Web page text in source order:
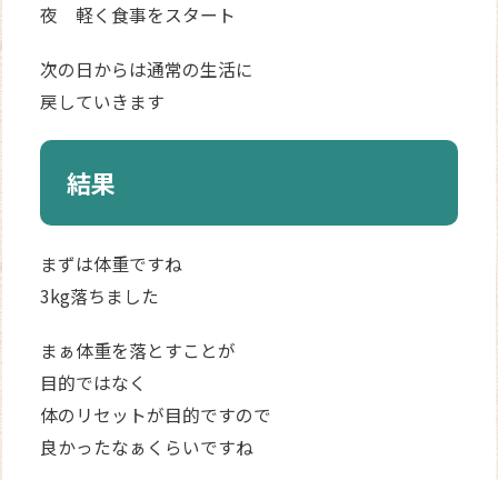
夜 軽く食事をスタート
次の日からは通常の生活に
戻していきます
結果
まずは体重ですね
3kg落ちました
まぁ体重を落とすことが
目的ではなく
体のリセットが目的ですので
良かったなぁくらいですね